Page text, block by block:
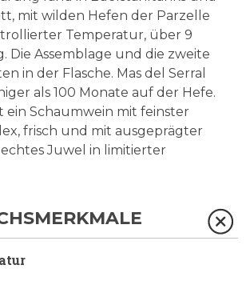
mit wilden Hefen der Parzelle
Temperatur, über 9
Die Assemblage und die zweite
in der Flasche. Mas del Serral
als 100 Monate auf der Hefe.
ein Schaumwein mit feinster
frisch und mit ausgeprägter
echtes Juwel in limitierter